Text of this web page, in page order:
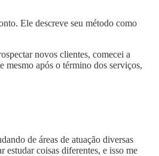
Ele descreve seu método como
novos clientes, comecei a
mesmo após o término dos serviços,
de áreas de atuação diversas
estudar coisas diferentes, e isso me